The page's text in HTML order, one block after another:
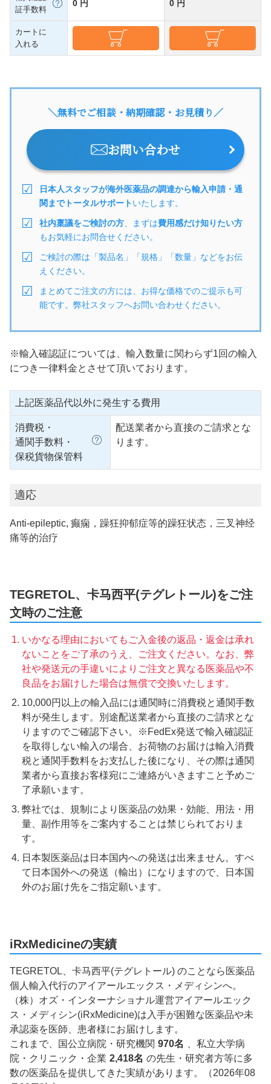
証手数料
0 円 0 円
カートに
入れる
＼無料でご相談・納期確認・お見積り／
お問い合わせ
日本人スタッフが海外医薬品の調達から輸入申請・通
関までトータルサポートいたします。
社内稟議をご検討の方 、まずは費用感だけ知りたい方
もお気軽にお問合せください。
ご検討の際は「製品名」「規格」「数量」などをお伝
えください。
まとめてご注文の方には、お得な価格でのご提示も可
能です。弊社スタッフへお問い合わせください。
※輸入確認証については、輸入数量に関わらず1回の輸入
につき一律料金とさせて頂いております。
上記医薬品代以外に発生する費用
消費税・
通関手数料・
保税貨物保管料
配送業者から直接のご請求とな
ります。
適応
Anti-epileptic, 癫痫，躁狂抑郁症等的躁狂状态，三叉神经
痛等的治疗
TEGRETOL、卡马西平(テグレトール)をご注
文時のご注意
いかなる理由においてもご入金後の返品・返金は承れ
ないことをご了承のうえ、ご注文ください。なお、弊
社や発送元の手違いによりご注文と異なる医薬品や不
良品をお届けした場合は無償で交換いたします。
10,000円以上の輸入品には通関時に消費税と通関手数
料が発生します。別途配送業者から直接のご請求とな
りますのでご確認下さい。※FedEx発送で輸入確認証
を取得しない輸入の場合、お荷物のお届けは輸入消費
税と通関手数料をお支払した後になり、その際は通関
業者から直接お客様宛にご連絡がいきますこと予めご
了承願います。
弊社では、規制により医薬品の効果・効能、用法・用
量、副作用等をご案内することは禁じられておりま
す。
日本製医薬品は日本国内への発送は出来ません。すべ
て日本国外への発送（輸出）になりますので、日本国
外のお届け先をご指定願います。
iRxMedicineの実績
TEGRETOL、卡马西平(テグレトール) のことなら医薬品
個人輸入代行のアイアールエックス・メディシンへ。
（株）オズ・インターナショナル運営アイアールエック
ス・メディシン(iRxMedicine)は入手が困難な医薬品や未
承認薬を医師、患者様にお届けします。
これまで、国公立病院・研究機関 970名
、私立大学病
院・クリニック・企業 2,418名 の先生・研究者方等に多
数の医薬品を提供してきた実績があります。（2026年08